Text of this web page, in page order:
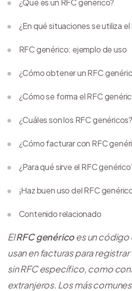
ElRFC genéricoes un código
usan en facturas para
sin RFC específico, como
extranjeros. Los más
¿En qué situaciones se utiliza
RFC genérico: ejemplo de uso
¿Cómo obtener un RFC
¿Cómo se forma el RFC
¿Cuáles son los RFC genéricos?
¿Cómo facturar con RFC
¿Para qué sirve el RFC
¡Haz buen uso del RFC
Contenido relacionado